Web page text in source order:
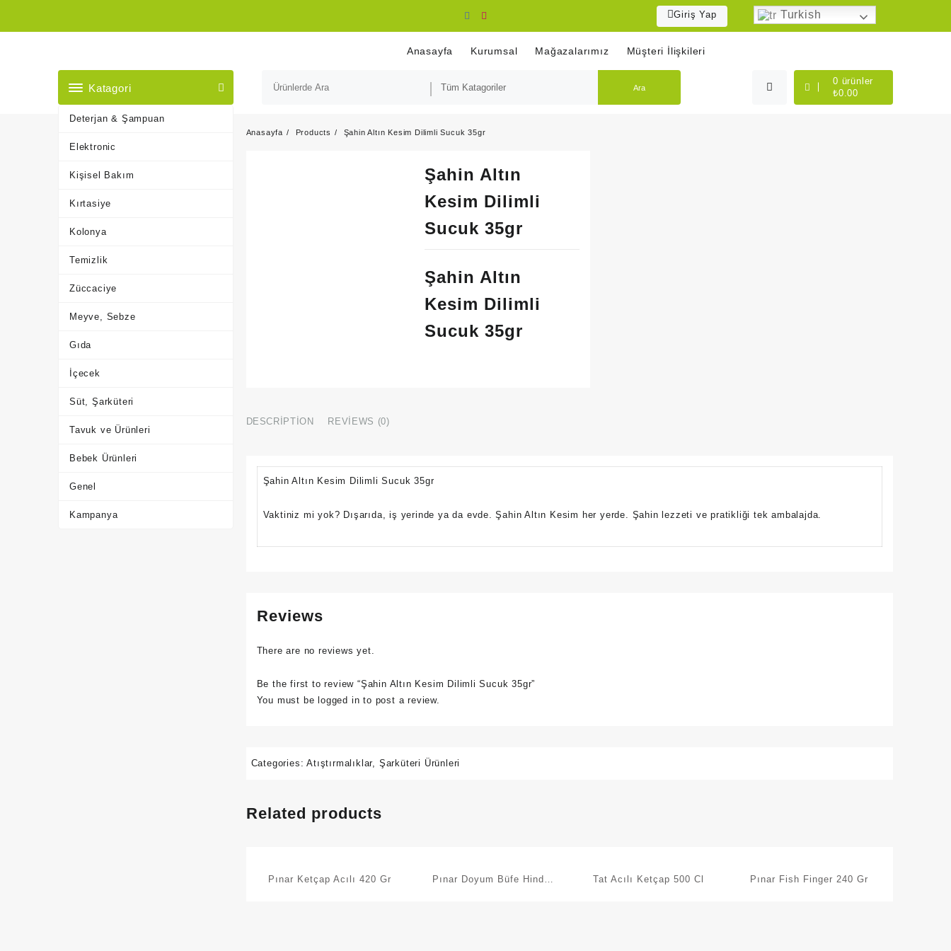
Giriş Yap Turkish
Anasayfa Kurumsal Mağazalarımız Müşteri İlişkileri
Katagori
Deterjan & Şampuan
Elektronic
Kişisel Bakım
Kırtasiye
Kolonya
Temizlik
Züccaciye
Meyve, Sebze
Gıda
İçecek
Süt, Şarküteri
Tavuk ve Ürünleri
Bebek Ürünleri
Genel
Kampanya
Ara
0 ürünler
₺0.00
Anasayfa Products Şahin Altın Kesim Dilimli Sucuk 35gr
Şahin Altın
Kesim Dilimli
Sucuk 35gr
Şahin Altın
Kesim Dilimli
Sucuk 35gr
DESCRIPTION REVIEWS (0)
Şahin Altın Kesim Dilimli Sucuk 35gr
Vaktiniz mi yok? Dışarıda, iş yerinde ya da evde. Şahin Altın Kesim her yerde. Şahin lezzeti ve pratikliği tek ambalajda.
Reviews
There are no reviews yet.
Be the first to review “Şahin Altın Kesim Dilimli Sucuk 35gr”
You must belogged in to post a review.
Categories:Atıştırmalıklar, Şarküteri Ürünleri
Related products
Pınar Ketçap Acılı 420 Gr
Pınar Doyum Büfe Hindi
Tat Acılı Ketçap 500 Cl Pınar Fish Finger 240 Gr